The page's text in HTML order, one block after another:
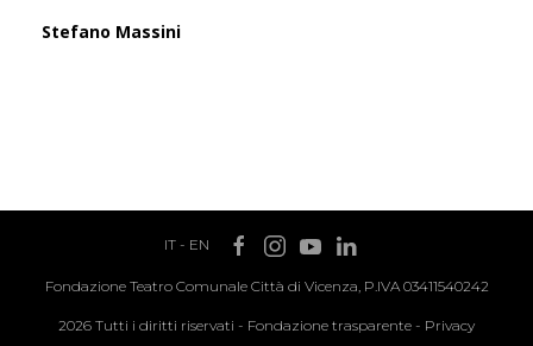
Stefano Massini
IT- EN
Fondazione Teatro Comunale Città di Vicenza, P.IVA 03411540242
2026 Tutti i diritti riservati - Fondazione trasparente - Privacy